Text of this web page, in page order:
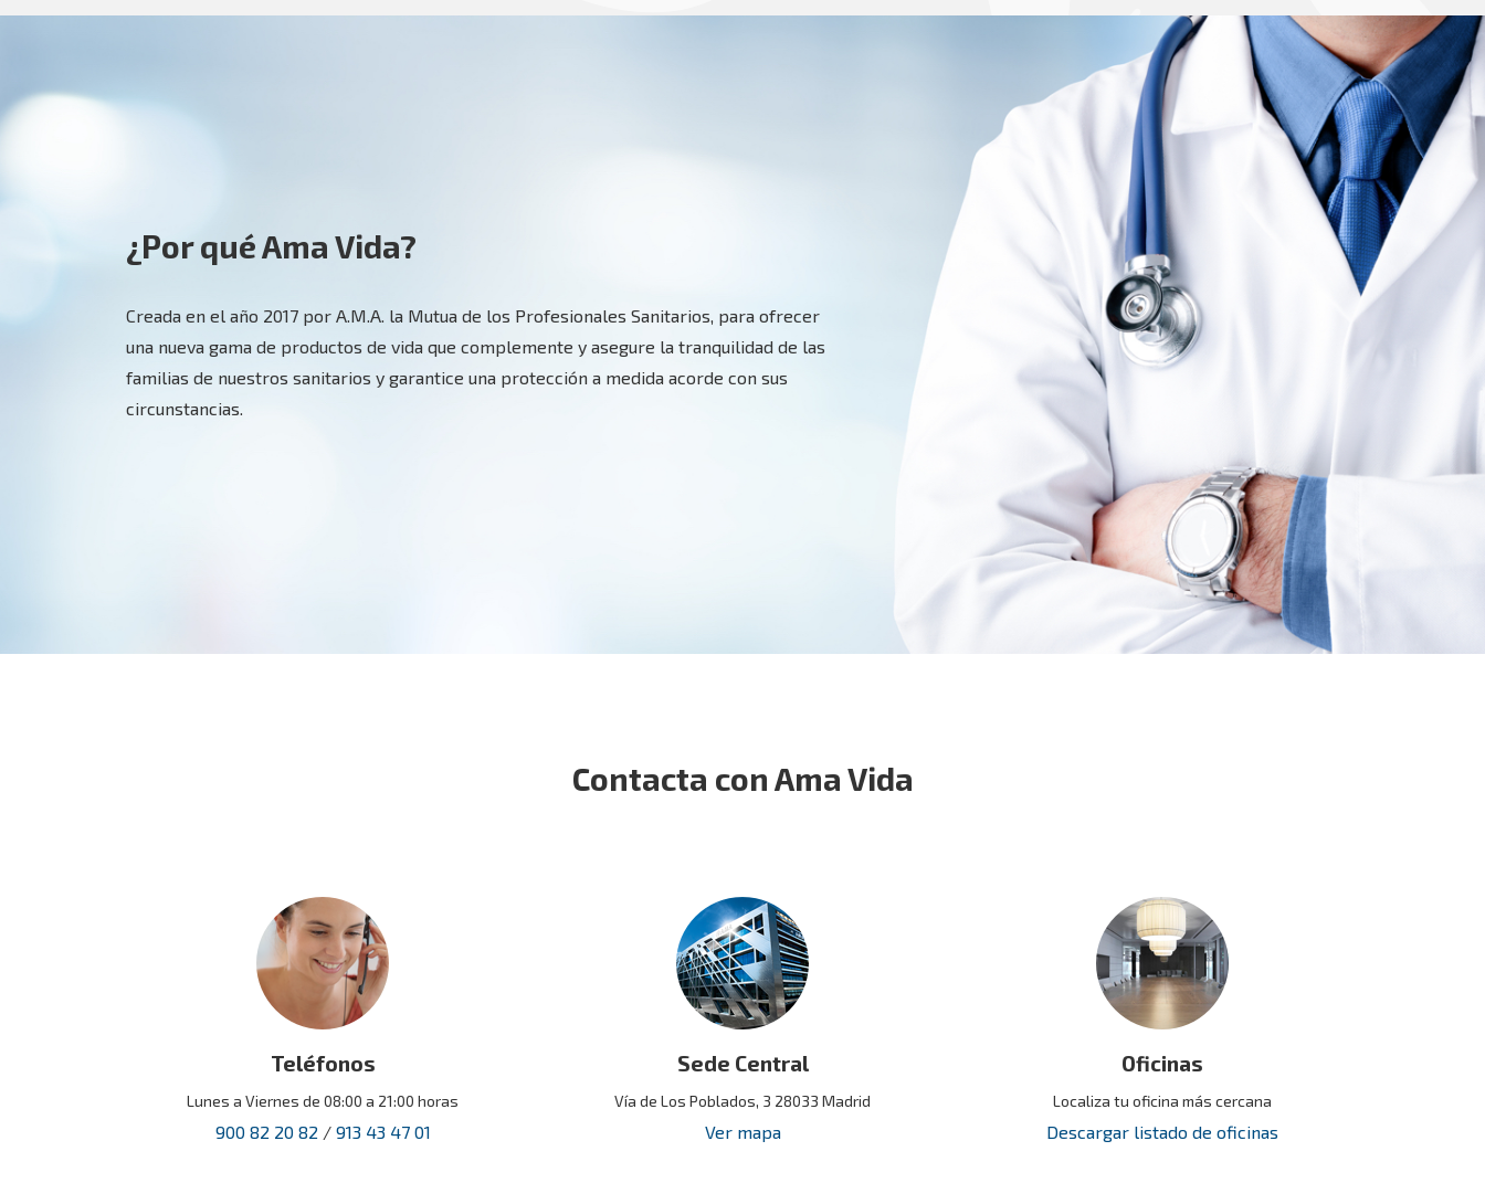
¿Por qué Ama Vida?
Creada en el año 2017 por A.M.A. la Mutua de los Profesionales Sanitarios, para ofrecer
una nueva gama de productos de vida que complemente y asegure la tranquilidad de las
familias de nuestros sanitarios y garantice una protección a medida acorde con sus
circunstancias.
Contacta con Ama Vida
Teléfonos
Lunes a Viernes de 08:00 a 21:00 horas
900 82 20 82 / 913 43 47 01
Sede Central
Vía de Los Poblados, 3 28033 Madrid
Ver mapa
Oficinas
Localiza tu oficina más cercana
Descargar listado de oficinas